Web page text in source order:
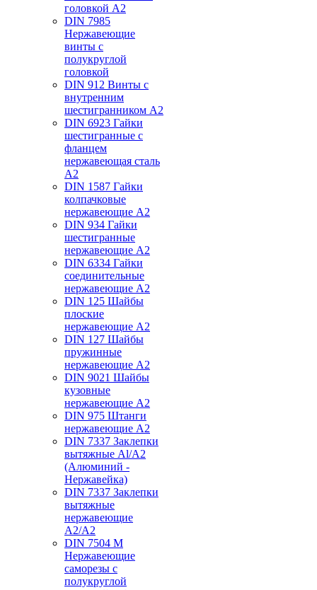
головкой А2
DIN 7985
Нержавеющие
винты с
полукруглой
головкой
DIN 912 Винты с
внутренним
шестигранником А2
DIN 6923 Гайки
шестигранные с
фланцем
нержавеющая сталь
А2
DIN 1587 Гайки
колпачковые
нержавеющие А2
DIN 934 Гайки
шестигранные
нержавеющие А2
DIN 6334 Гайки
соединительные
нержавеющие А2
DIN 125 Шайбы
плоские
нержавеющие А2
DIN 127 Шайбы
пружинные
нержавеющие А2
DIN 9021 Шайбы
кузовные
нержавеющие А2
DIN 975 Штанги
нержавеющие А2
DIN 7337 Заклепки
вытяжные Al/A2
(Алюминий -
Нержавейка)
DIN 7337 Заклепки
вытяжные
нержавеющие
A2/A2
DIN 7504 M
Нержавеющие
саморезы с
полукруглой